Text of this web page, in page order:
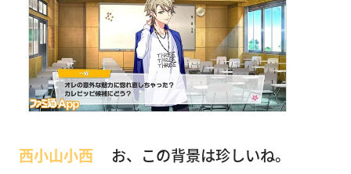
西小山小西
お、この背景は珍しいね。